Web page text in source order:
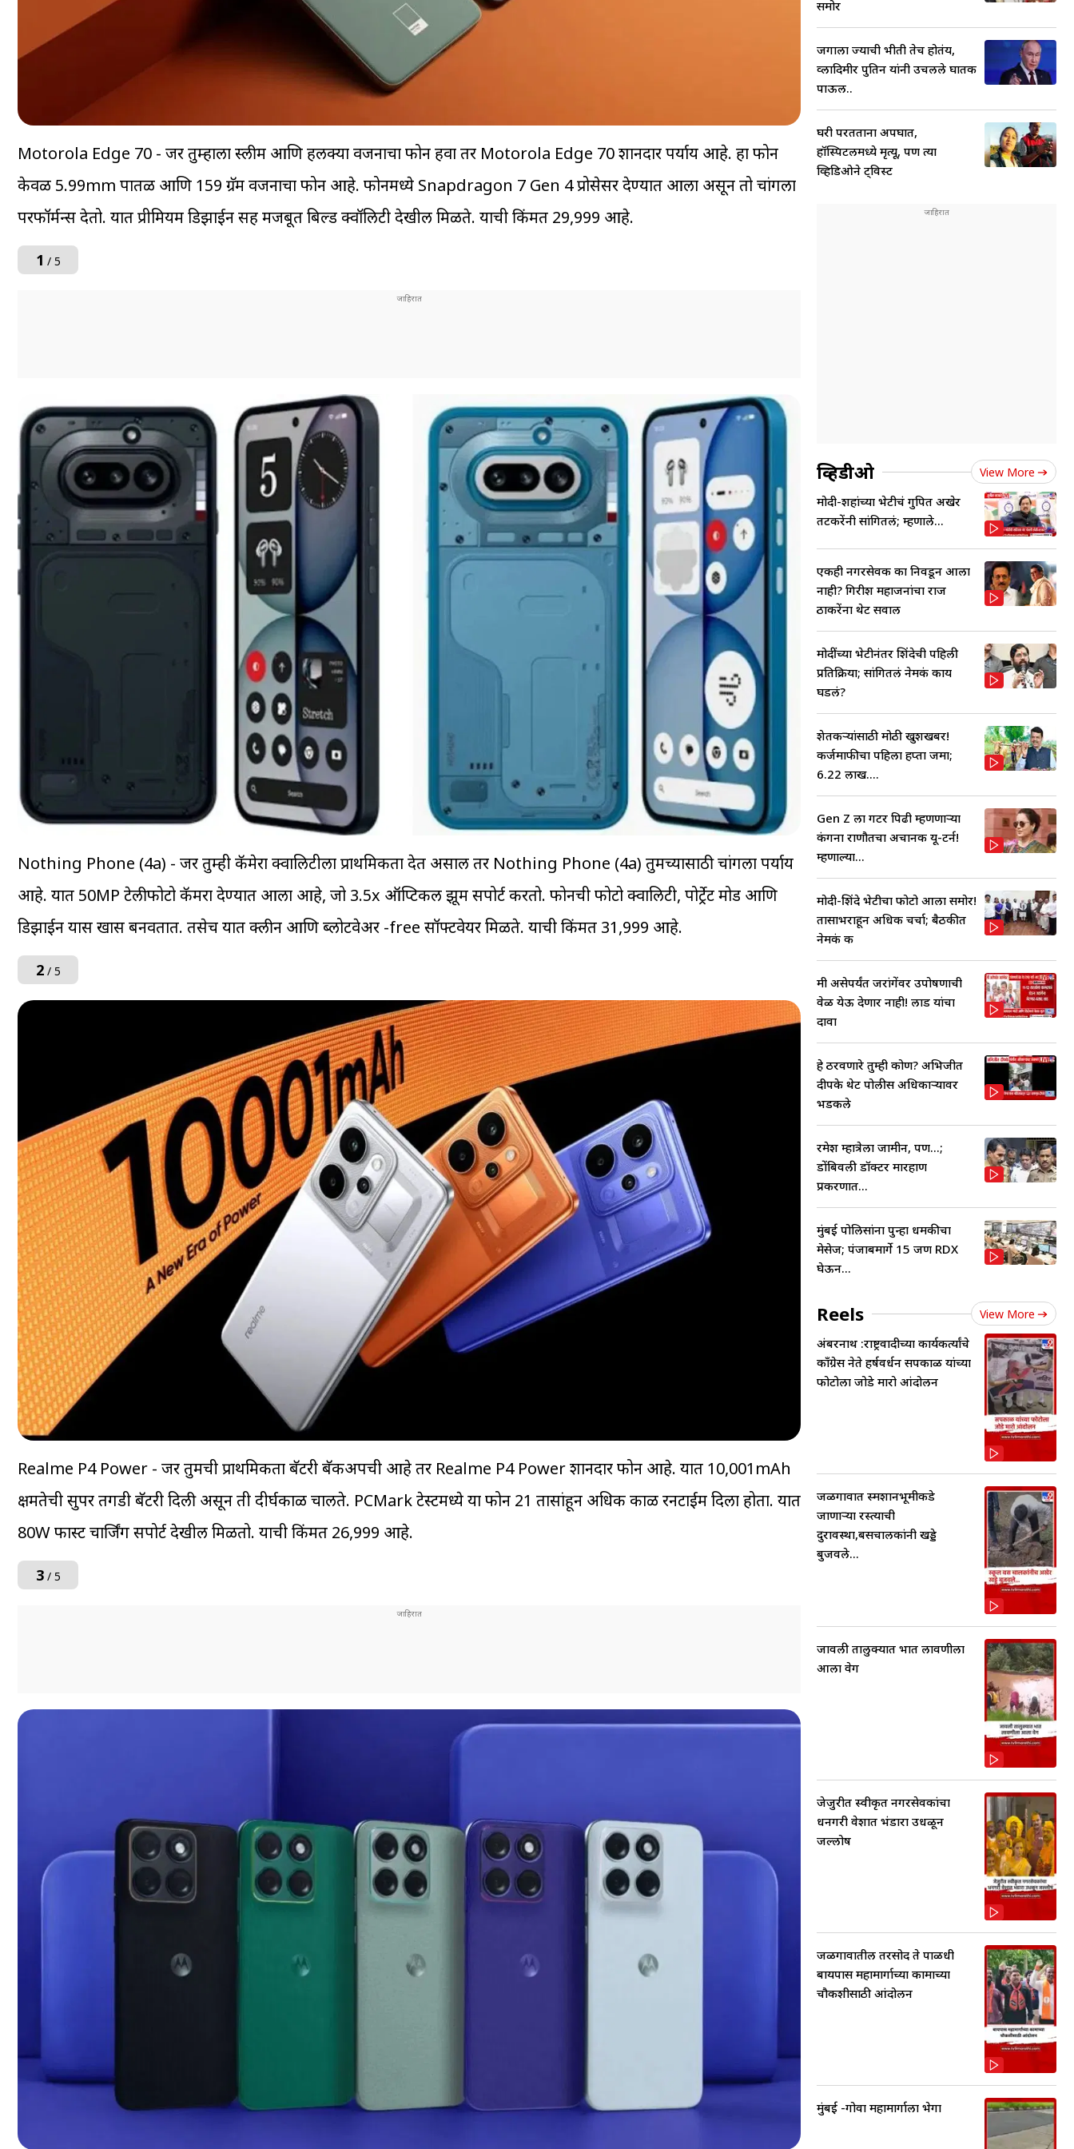
Motorola Edge 70 - जर तुम्हाला स्लीम आणि हलक्या वजनाचा फोन हवा तर Motorola Edge 70 शानदार पर्याय आहे. हा फोन
केवळ 5.99mm पातळ आणि 159 ग्रॅम वजनाचा फोन आहे. फोनमध्ये Snapdragon 7 Gen 4 प्रोसेसर देण्यात आला असून तो चांगला
परफॉर्मन्स देतो. यात प्रीमियम डिझाईन सह मजबूत बिल्ड क्वॉलिटी देखील मिळते. याची किंमत ₹29,999 आहे.
1 / 5
Nothing Phone (4a) - जर तुम्ही कॅमेरा क्वालिटीला प्राथमिकता देत असाल तर Nothing Phone (4a) तुमच्यासाठी चांगला पर्याय
आहे. यात 50MP टेलीफोटो कॅमरा देण्यात आला आहे, जो 3.5x ऑप्टिकल झूम सपोर्ट करतो. फोनची फोटो क्वालिटी, पोर्ट्रेट मोड आणि
डिझाईन यास खास बनवतात. तसेच यात क्लीन आणि ब्लोटवेअर -free सॉफ्टवेयर मिळते. याची किंमत ₹31,999 आहे.
2/ 5
Realme P4 Power - जर तुमची प्राथमिकता बॅटरी बॅकअपची आहे तर Realme P4 Power शानदार फोन आहे. यात 10,001mAh
क्षमतेची सुपर तगडी बॅटरी दिली असून ती दीर्घकाळ चालते. PCMark टेस्टमध्ये या फोन 21 तासांहून अधिक काळ रनटाईम दिला होता. यात
80W फास्ट चार्जिंग सपोर्ट देखील मिळतो. याची किंमत ₹26,999 आहे.
3/ 5
समोर
जगाला ज्याची भीती तेच होतंय,
व्लादिमीर पुतिन यांनी उचलले घातक
पाऊल..
घरी परतताना अपघात,
हॉस्पिटलमध्ये मृत्यू, पण त्या
व्हिडिओने ट्विस्ट
व्हिडीओ View More
मोदी-शहांच्या भेटीचं गुपित अखेर
तटकरेंनी सांगितलं; म्हणाले...
एकही नगरसेवक का निवडून आला
नाही? गिरीश महाजनांचा राज
ठाकरेंना थेट सवाल
मोदींच्या भेटीनंतर शिंदेची पहिली
प्रतिक्रिया; सांगितलं नेमकं काय
घडलं?
शेतकऱ्यांसाठी मोठी खुशखबर!
कर्जमाफीचा पहिला हप्ता जमा;
6.22 लाख....
Gen Z ला गटर पिढी म्हणणाऱ्या
कंगना राणौतचा अचानक यू-टर्न!
म्हणाल्या...
मोदी-शिंदे भेटीचा फोटो आला समोर!
तासाभराहून अधिक चर्चा; बैठकीत
नेमकं क
मी असेपर्यंत जरांगेंवर उपोषणाची
वेळ येऊ देणार नाही! लाड यांचा
दावा
हे ठरवणारे तुम्ही कोण? अभिजीत
दीपके थेट पोलीस अधिकाऱ्यावर
भडकले
रमेश म्हात्रेला जामीन, पण...;
डोंबिवली डॉक्टर मारहाण
प्रकरणात...
मुंबई पोलिसांना पुन्हा धमकीचा
मेसेज; पंजाबमार्गे 15 जण RDX
घेऊन...
Reels View More
अंबरनाथ :राष्ट्रवादीच्या कार्यकर्त्यांचे
काँग्रेस नेते हर्षवर्धन सपकाळ यांच्या
फोटोला जोडे मारो आंदोलन
जळगावात स्मशानभूमीकडे
जाणाऱ्या रस्त्याची
दुरावस्था,बसचालकांनी खड्डे
बुजवले...
जावली तालुक्यात भात लावणीला
आला वेग
जेजुरीत स्वीकृत नगरसेवकांचा
धनगरी वेशात भंडारा उधळून
जल्लोष
जळगावातील तरसोद ते पाळधी
बायपास महामार्गाच्या कामाच्या
चौकशीसाठी आंदोलन
मुंबई -गोवा महामार्गाला भेगा